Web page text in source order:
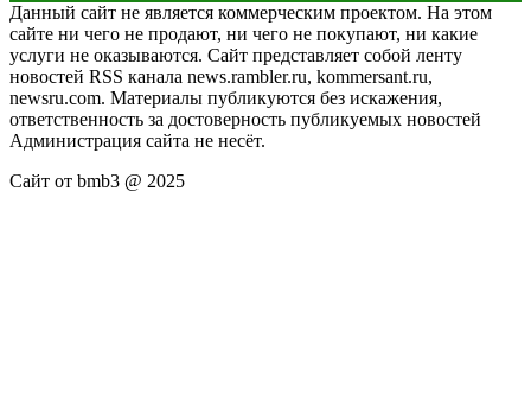
Данный сайт не является коммерческим проектом. На этом
сайте ни чего не продают, ни чего не покупают, ни какие
услуги не оказываются. Сайт представляет собой ленту
новостей RSS канала news.rambler.ru, kommersant.ru,
newsru.com. Материалы публикуются без искажения,
ответственность за достоверность публикуемых новостей
Администрация сайта не несёт.
Сайт от bmb3 @ 2025